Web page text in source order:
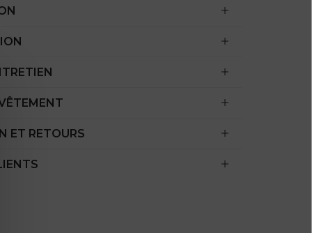
(USD $)
Burkina Faso
Burundi (BIF
ET RETOURS